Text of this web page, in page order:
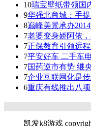
10瑞宝壁纸带领国
9华强北商城：手
8巅峰美景承办
7老婆变身娇阿依
7正保教育引领远
7平安好车 二手车
7国药逆市有势 继
7企业互联网化是
6重庆有线推出八
凯发k8游戏 copyright